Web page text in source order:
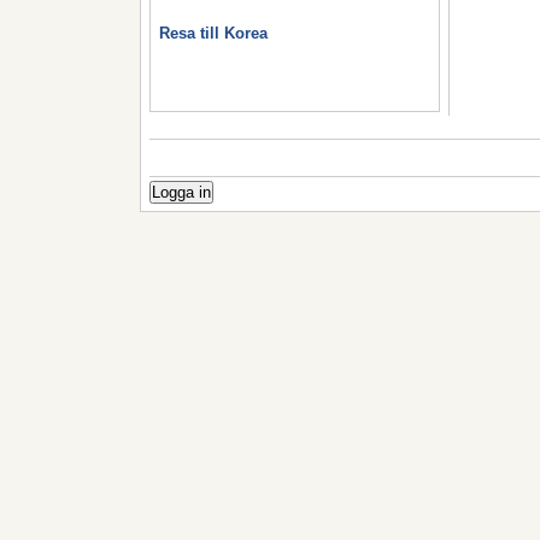
Resa till Korea
Logga in